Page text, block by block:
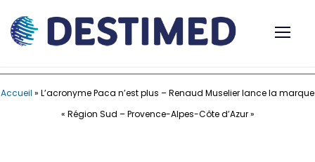
Accueil » L’acronyme Paca n’est plus – Renaud Muselier lance la marque
« Région Sud – Provence-Alpes-Côte d’Azur »